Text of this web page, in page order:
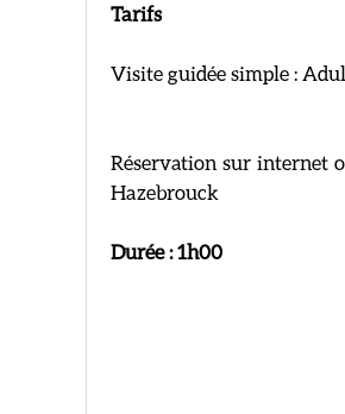
Tarifs
Visite guidée simple :
Réservation sur internet
Hazebrouck
Durée : 1h00